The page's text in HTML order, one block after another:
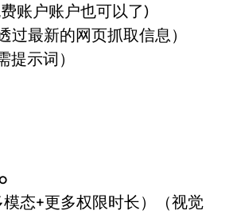
账户账户也可以了)
过最新的网页抓取信息）
提示词）
态+更多权限时长）（视觉